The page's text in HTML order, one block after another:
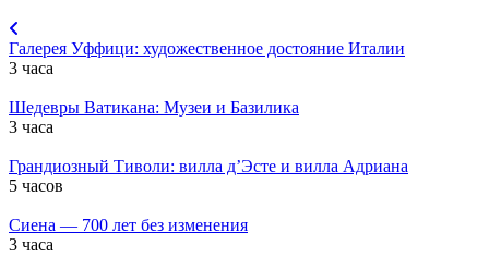
Галерея Уффици: художественное достояние Италии
3 часа
Шедевры Ватикана: Музеи и Базилика
3 часа
Грандиозный Тиволи: вилла д’Эсте и вилла Адриана
5 часов
Сиена — 700 лет без изменения
3 часа